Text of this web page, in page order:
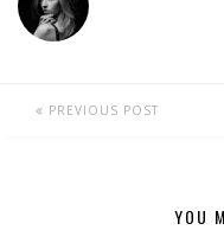
PREVIOUS POST
YOU